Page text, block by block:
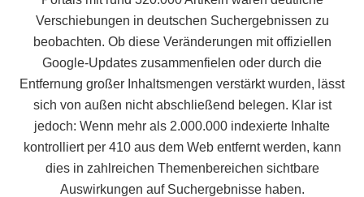
Verschiebungen in deutschen Suchergebnissen zu
beobachten. Ob diese Veränderungen mit offiziellen
Google-Updates zusammenfielen oder durch die
Entfernung großer Inhaltsmengen verstärkt wurden, lässt
sich von außen nicht abschließend belegen. Klar ist
jedoch: Wenn mehr als 2.000.000 indexierte Inhalte
kontrolliert per 410 aus dem Web entfernt werden, kann
dies in zahlreichen Themenbereichen sichtbare
Auswirkungen auf Suchergebnisse haben.